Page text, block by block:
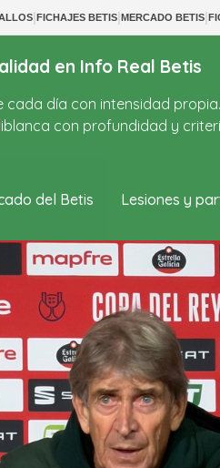
|FICHAJES BETIS|MERCADO BETIS|
en Info Real Betis
cada día con intensidad
con profundidad y
del Betis Lesiones y